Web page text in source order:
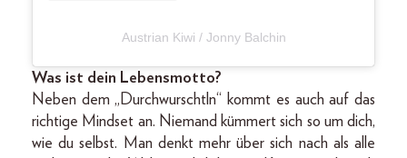
Austrian Kiwi / Jonny Balchin
Was ist dein Lebensmotto?
Neben dem „Durchwurschtln“ kommt es auch auf das
richtige Mindset an. Niemand kümmert sich so um dich,
wie du selbst. Man denkt mehr über sich nach als alle